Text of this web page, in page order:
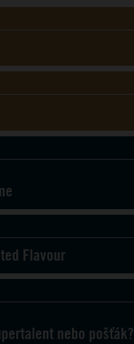
Flavour
nebo pošťák?